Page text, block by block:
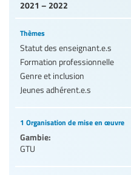
2021 – 2022
Thèmes
Statut des enseignant.e.s
Formation professionnelle
Genre et inclusion
Jeunes adhérent.e.s
1 Organisation de mise en œuvre
Gambie:
GTU